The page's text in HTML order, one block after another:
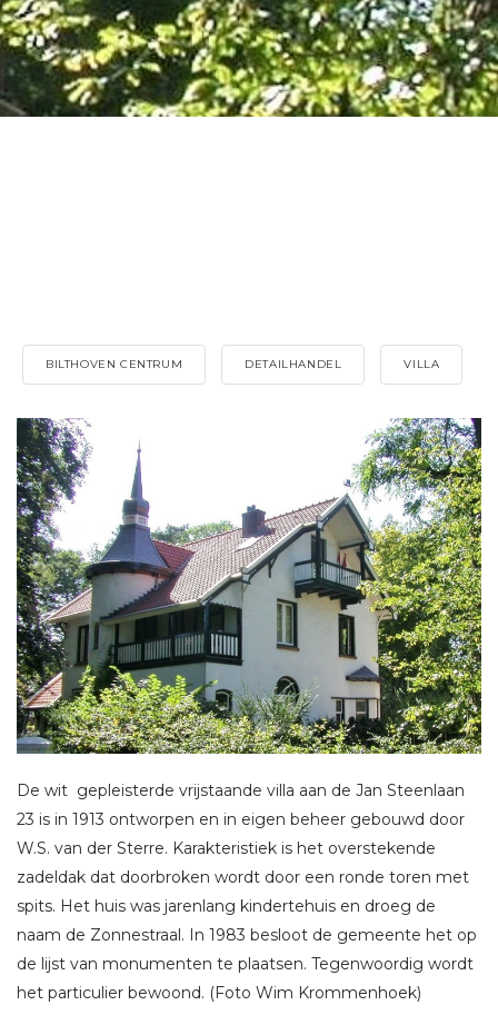
BILTHOVEN CENTRUM DETAILHANDEL VILLA
De wit gepleisterde vrijstaande villa aan de Jan Steenlaan
23 is in 1913 ontworpen en in eigen beheer gebouwd door
W.S. van der Sterre. Karakteristiek is het overstekende
zadeldak dat doorbroken wordt door een ronde toren met
spits. Het huis was jarenlang kindertehuis en droeg de
naam de Zonnestraal. In 1983 besloot de gemeente het op
de lijst van monumenten te plaatsen. Tegenwoordig wordt
het particulier bewoond. (Foto Wim Krommenhoek)